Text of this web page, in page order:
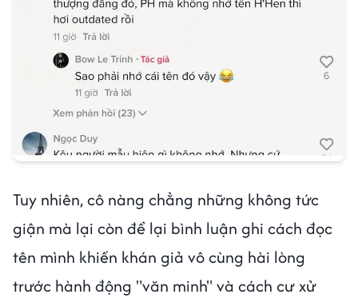
Tuy nhiên, cô nàng chẳng những không tức
giận mà lại còn để lại bình luận ghi cách đọc
tên mình khiến khán giả vô cùng hài lòng
trước hành động "văn minh" và cách cư xử